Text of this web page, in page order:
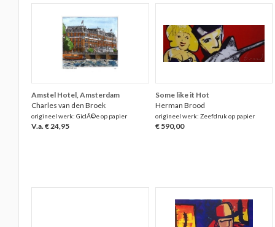
Amstel Hotel, Amsterdam
Charles van den Broek
origineel werk: GiclÃ©e op papier
V.a. € 24,95
Some like it Hot
Herman Brood
origineel werk: Zeefdruk op papier
€ 590,00